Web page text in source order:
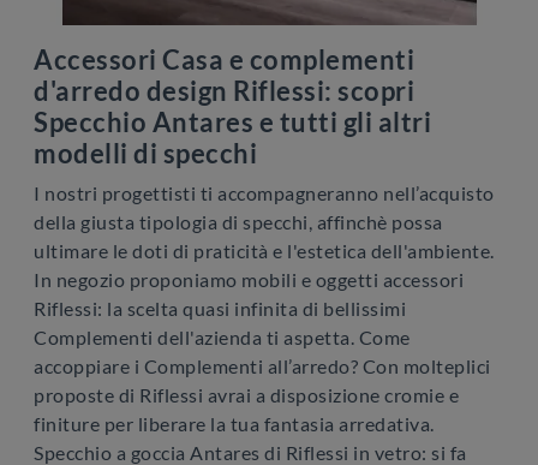
Accessori Casa e complementi
d'arredo design Riflessi: scopri
Specchio Antares e tutti gli altri
modelli di specchi
I nostri progettisti ti accompagneranno nell’acquisto
della giusta tipologia di specchi, affinchè possa
ultimare le doti di praticità e l'estetica dell'ambiente.
In negozio proponiamo mobili e oggetti accessori
Riflessi: la scelta quasi infinita di bellissimi
Complementi dell'azienda ti aspetta. Come
accoppiare i Complementi all’arredo? Con molteplici
proposte di Riflessi avrai a disposizione cromie e
finiture per liberare la tua fantasia arredativa.
Specchio a goccia Antares di Riflessi in vetro: si fa